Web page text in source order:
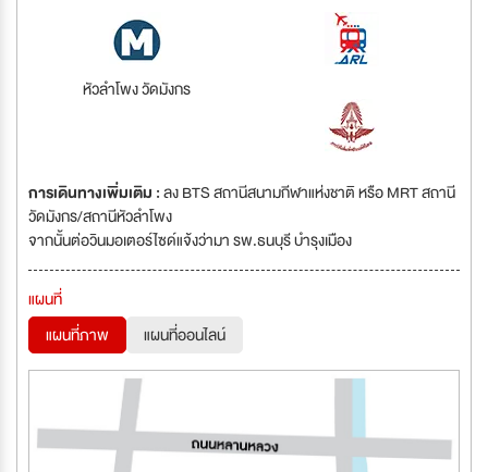
หัวลำโพง วัดมังกร
การเดินทางเพิ่มเติม :ลง BTS สถานีสนามกีฬาแห่งชาติ หรือ MRT สถานี
วัดมังกร/สถานีหัวลำโพง
จากนั้นต่อวินมอเตอร์ไซด์แจ้งว่ามา รพ.ธนบุรี บำรุงเมือง
แผนที่
แผนที่ภาพ
แผนที่ออนไลน์